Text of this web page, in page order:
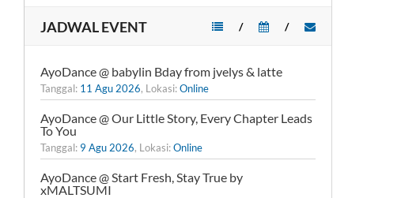
JADWAL EVENT /
/
AyoDance @ babylin Bday from jvelys & latte
Tanggal: 11 Agu 2026, Lokasi:Online
AyoDance @ Our Little Story, Every Chapter Leads
To You
Tanggal: 9 Agu 2026, Lokasi:Online
AyoDance @ Start Fresh, Stay True by
xMALTSUMI